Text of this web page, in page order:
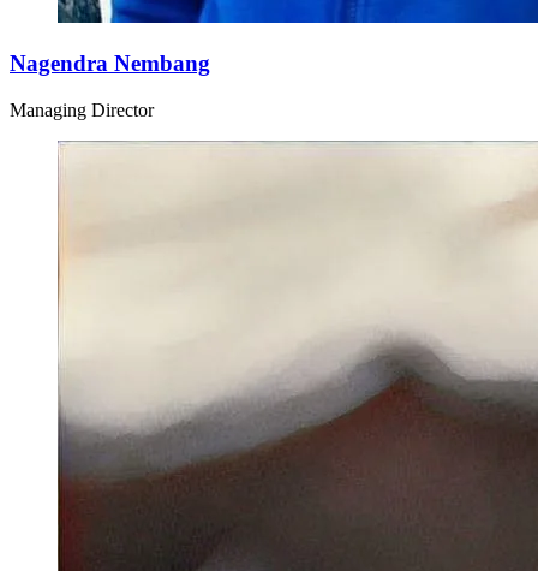
Nagendra Nembang
Managing Director